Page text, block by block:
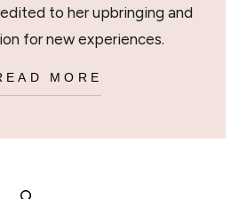
to her upbringing and
for new experiences.
MORE